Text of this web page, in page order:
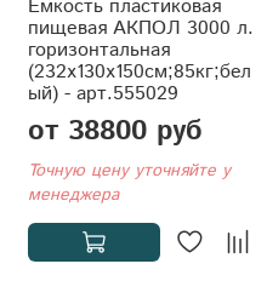
Ёмкость пластиковая
пищевая АКПОЛ 3000 л.
горизонтальная
(232x130x150см;85кг;бел
ый) - арт.555029
от 38800 руб
Точную цену уточняйте у
менеджера